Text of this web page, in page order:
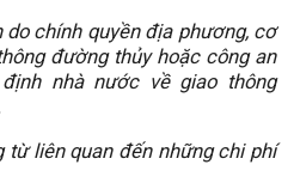
do chính quyền địa phương, cơ
đường thủy hoặc công an
nhà nước về giao thông
từ liên quan đến những chi phí